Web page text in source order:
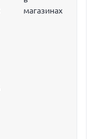
магазинах